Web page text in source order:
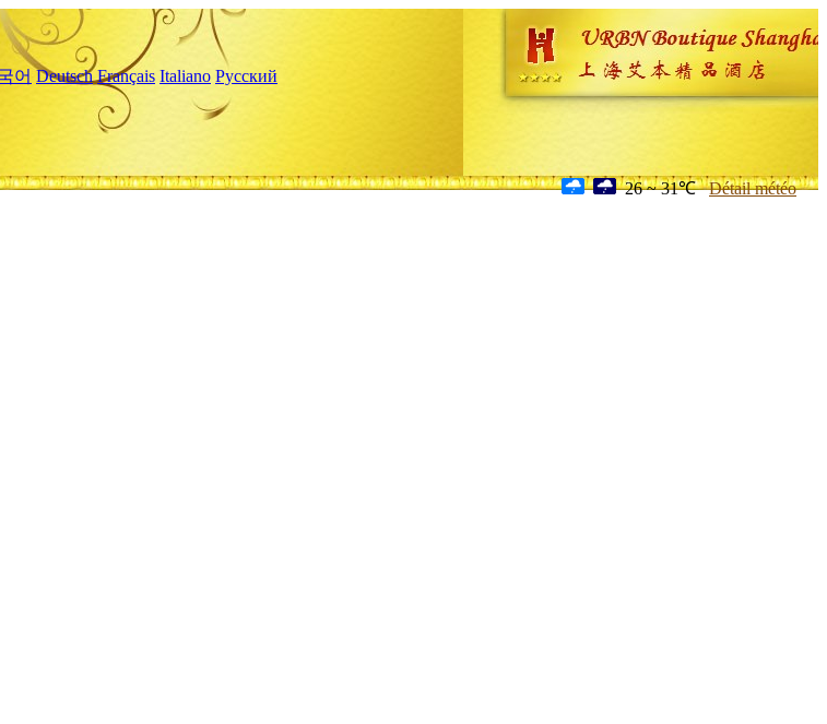
어 Deutsch Français Italiano Русский
26 ~ 31℃ Détail météo